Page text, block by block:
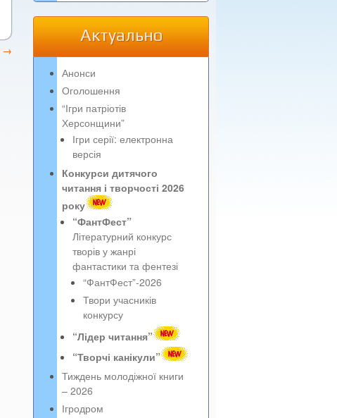
→
Актуально
Анонси
Оголошення
“Ігри патріотів
Херсонщини”
Ігри серії: електронна
версія
Конкурси дитячого
читання і творчості 2026
року
“ФантФест”
Літературний конкурс
творів у жанрі
фантастики та фентезі
“ФантФест”-2026
Твори учасників
конкурсу
“Лідер читання”
“Творчі канікули”
Тиждень молодіжної книги
– 2026
Ігродром